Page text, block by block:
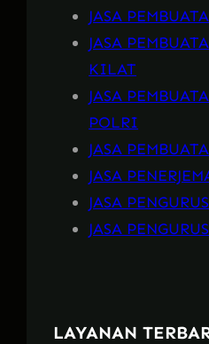
JASA
JASA
KILAT
JASA
POLRI
JASA
JASA
JASA
JASA
LAYANAN